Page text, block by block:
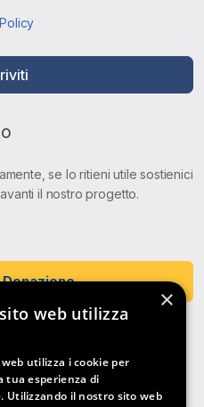
se lo ritieni utile sostienici
il nostro progetto.
Donazione
×
web utilizza
utilizza i cookie per
tua esperienza di
Utilizzando il nostro sito web